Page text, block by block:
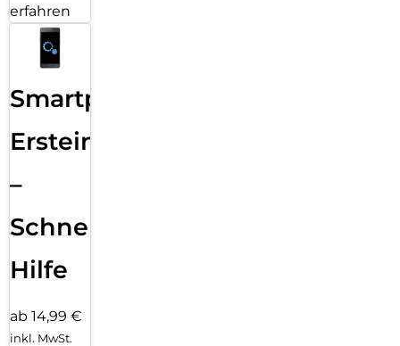
erfahren
Smartphone
Ersteinrichtung
–
Schnelle
Hilfe
ab 14,99 €
inkl. MwSt.